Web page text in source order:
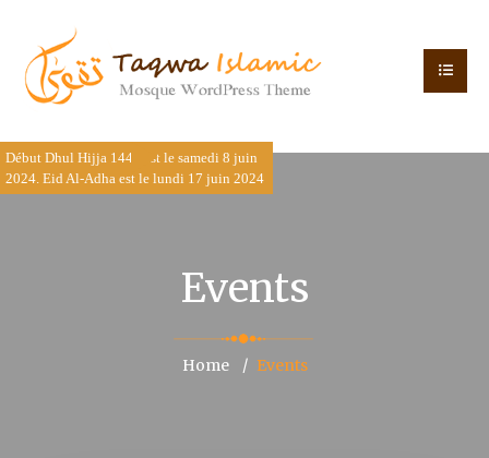
Début Dhul Hijja 1445 est le samedi 8 juin
2024. Eid Al-Adha est le lundi 17 juin 2024
Events
Home Events